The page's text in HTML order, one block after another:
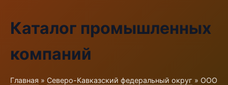
Каталог промышленных
компаний
Главная » Северо-Кавказский федеральный округ » ООО